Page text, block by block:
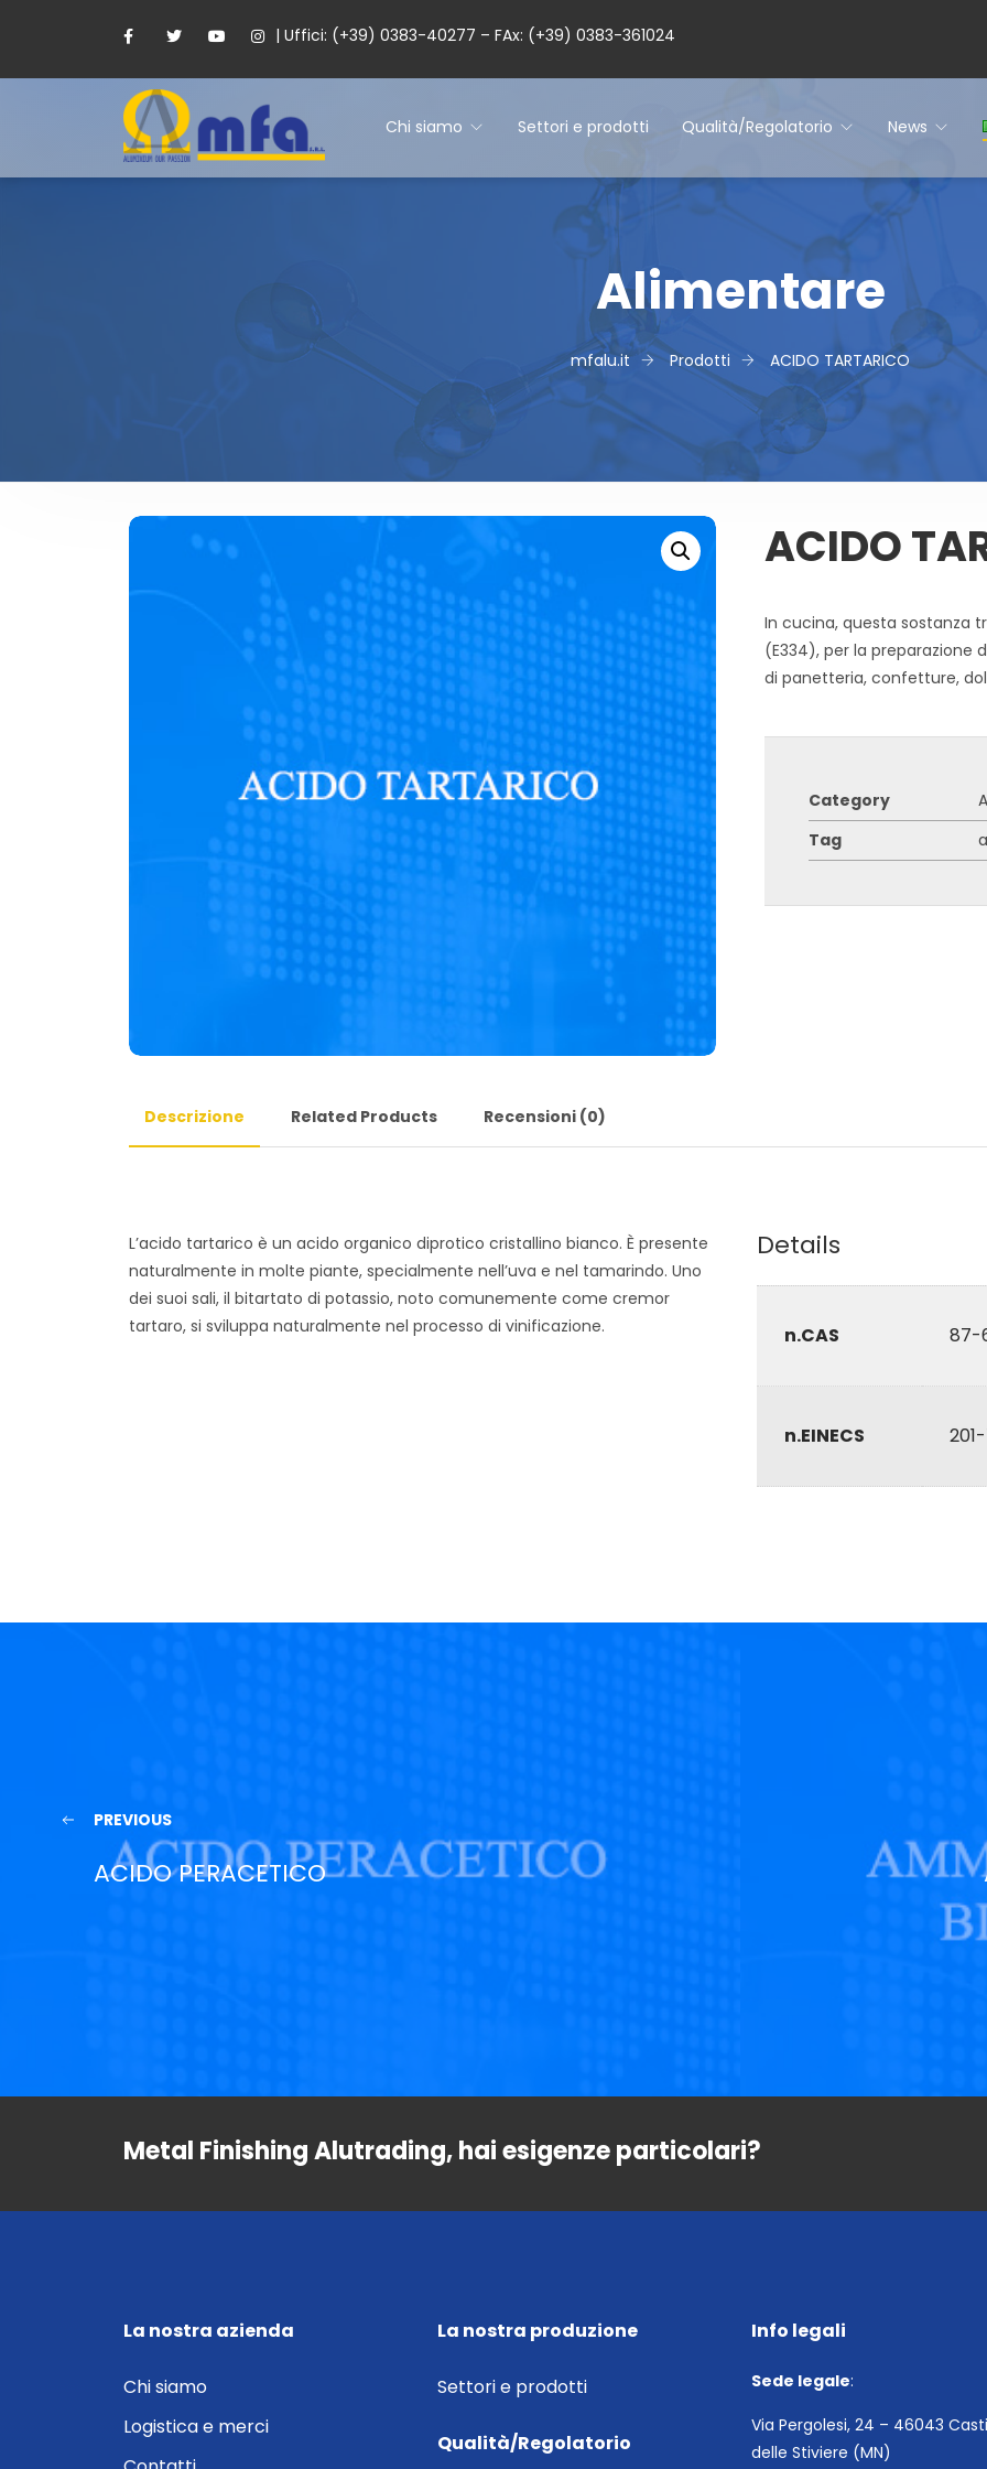
| Uffici: (+39) 0383-40277 – FAx: (+39) 0383-361024
Chi siamo Settori e prodotti Qualità/Regolatorio News
Alimentare
mfalu.it Prodotti ACIDO TARTARICO
ACIDO
In cucina, questa sostanza
(E334), per la
di panetteria, confetture,
Category
Tag
Descrizione Related Products Recensioni (0)
L’acido tartarico è un acido organico diprotico cristallino bianco. È presente
naturalmente in molte piante, specialmente nell’uva e nel tamarindo. Uno
dei suoi sali, il bitartato di potassio, noto comunemente come cremor
tartaro, si sviluppa naturalmente nel processo di vinificazione.
Details
n.CAS 87-
n.EINECS
PREVIOUS
ACIDO PERACETICO
Metal Finishing Alutrading, hai esigenze particolari?
La nostra azienda
Chi siamo
Logistica e merci
La nostra produzione
Settori e prodotti
Qualità/Regolatorio
Info legali
Sede legale:
Via Pergolesi, 24 – 46043
delle Stiviere (MN)